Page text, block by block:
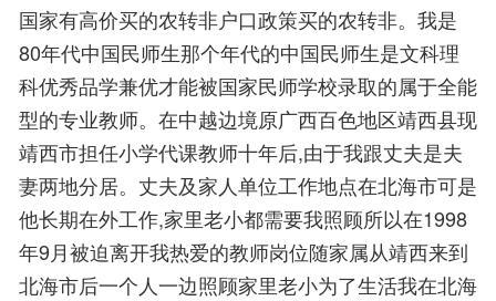
国家有高价买的农转非户口政策买的农转非。我是
80年代中国民师生那个年代的中国民师生是文科理
科优秀品学兼优才能被国家民师学校录取的属于全能
型的专业教师。在中越边境原广西百色地区靖西县现
靖西市担任小学代课教师十年后,由于我跟丈夫是夫
妻两地分居。丈夫及家人单位工作地点在北海市可是
他长期在外工作,家里老小都需要我照顾所以在1998
年9月被迫离开我热爱的教师岗位随家属从靖西来到
北海市后一个人一边照顾家里老小为了生活我在北海